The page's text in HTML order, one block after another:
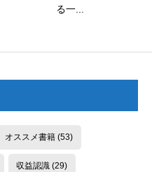
る一...
オススメ書籍(53)
収益認識 (29)